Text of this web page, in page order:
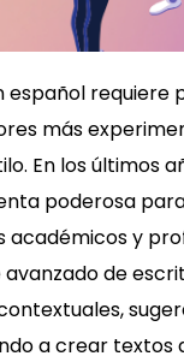
requiere
más
En los últimos
poderosa
y
de
a crear